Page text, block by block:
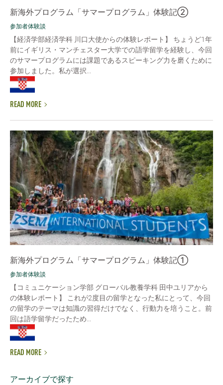
新海外プログラム「サマープログラム」体験記②
参加者体験談
【経済学部経済学科 川口大使からの体験レポート】 ちょうど1年
前にイギリス・マンチェスター大学での語学留学を経験し、今回
のサマープログラムには課題であるスピーキング力を磨くために
参加しました。私が選択...
READ MORE
新海外プログラム「サマープログラム」体験記①
参加者体験談
【コミュニケーション学部 グローバル教養学科 田中ユリアから
の体験レポート】 これが2度目の留学となった私にとって、今回
の留学のテーマは知識の習得だけでなく、行動力を培うこと。前
回は語学留学だったため...
READ MORE
アーカイブで探す